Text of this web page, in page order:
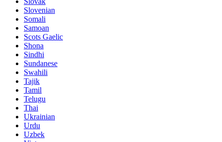
Slovenian
Somali
Samoan
Scots Gaelic
Shona
Sindhi
Sundanese
Swahili
Tajik
Tamil
Telugu
Thai
Ukrainian
Urdu
Uzbek